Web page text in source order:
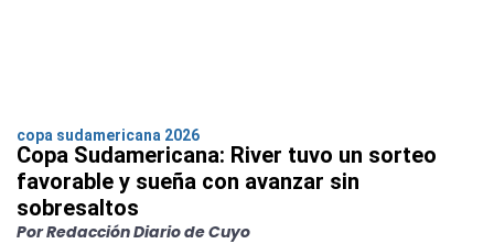
copa sudamericana 2026
Copa Sudamericana: River tuvo un sorteo
favorable y sueña con avanzar sin
sobresaltos
Por Redacción Diario de Cuyo